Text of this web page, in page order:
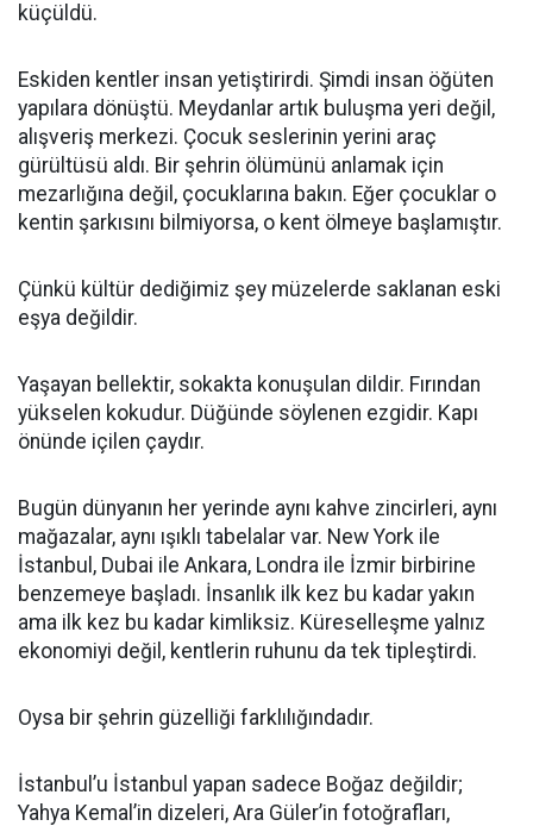
küçüldü.
Eskiden kentler insan yetiştirirdi. Şimdi insan öğüten
yapılara dönüştü. Meydanlar artık buluşma yeri değil,
alışveriş merkezi. Çocuk seslerinin yerini araç
gürültüsü aldı. Bir şehrin ölümünü anlamak için
mezarlığına değil, çocuklarına bakın. Eğer çocuklar o
kentin şarkısını bilmiyorsa, o kent ölmeye başlamıştır.
Çünkü kültür dediğimiz şey müzelerde saklanan eski
eşya değildir.
Yaşayan bellektir, sokakta konuşulan dildir. Fırından
yükselen kokudur. Düğünde söylenen ezgidir. Kapı
önünde içilen çaydır.
Bugün dünyanın her yerinde aynı kahve zincirleri, aynı
mağazalar, aynı ışıklı tabelalar var. New York ile
İstanbul, Dubai ile Ankara, Londra ile İzmir birbirine
benzemeye başladı. İnsanlık ilk kez bu kadar yakın
ama ilk kez bu kadar kimliksiz. Küreselleşme yalnız
ekonomiyi değil, kentlerin ruhunu da tek tipleştirdi.
Oysa bir şehrin güzelliği farklılığındadır.
İstanbul’u İstanbul yapan sadece Boğaz değildir;
Yahya Kemal’in dizeleri, Ara Güler’in fotoğrafları,